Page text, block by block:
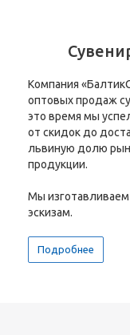
Компания
оптовых продаж
это время мы
от скидок до
львиную долю
продукции.
Мы изготавливаем
эскизам.
Подробнее